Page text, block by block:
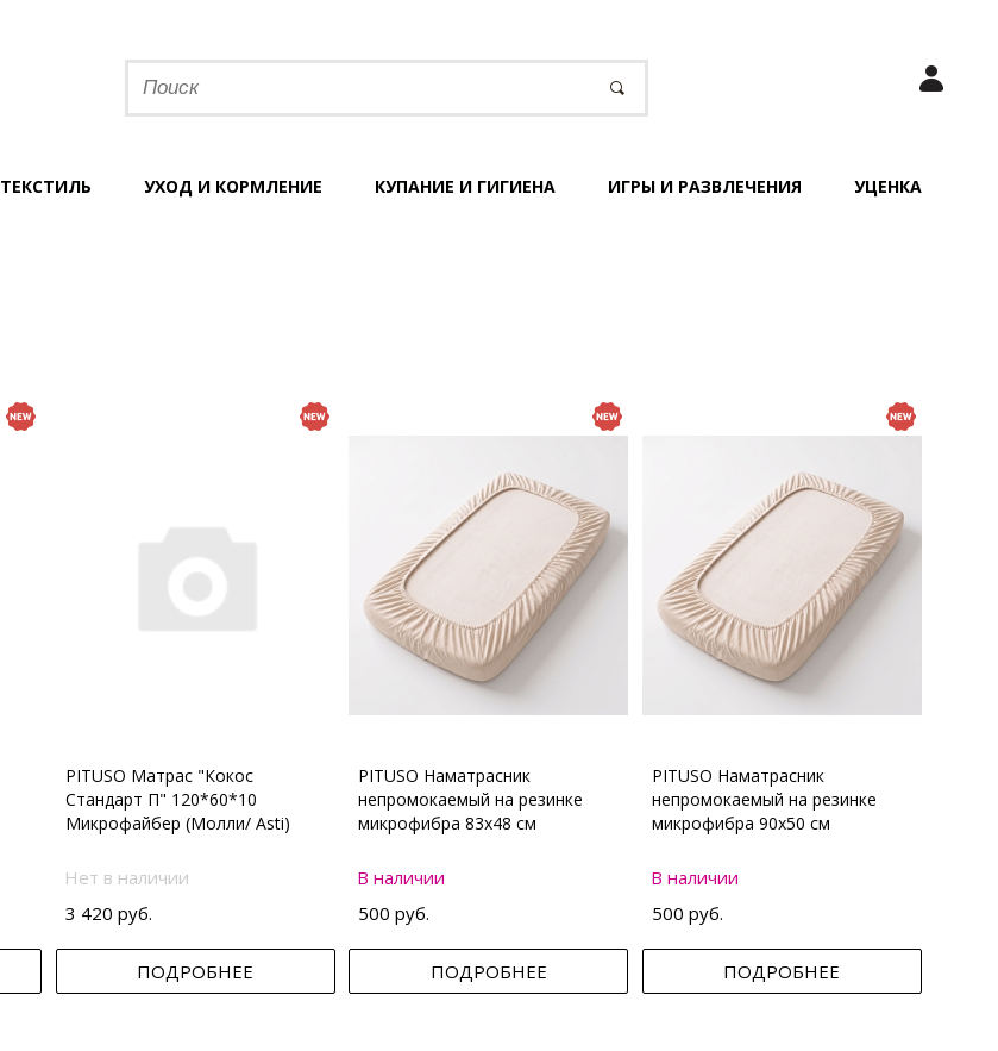
ТЕКСТИЛЬ УХОД И КОРМЛЕНИЕ КУПАНИЕ И ГИГИЕНА ИГРЫ И РАЗВЛЕЧЕНИЯ УЦЕНКА
PITUSO Матрас "Кокос
Стандарт П" 120*60*10
Микрофайбер (Молли/ Asti)
Нет в наличии
3 420 руб.
ПОДРОБНЕЕ
PITUSO Наматрасник
непромокаемый на резинке
микрофибра 83х48 см
В наличии
500 руб.
ПОДРОБНЕЕ
PITUSO Наматрасник
непромокаемый на резинке
микрофибра 90х50 см
В наличии
500 руб.
ПОДРОБНЕЕ